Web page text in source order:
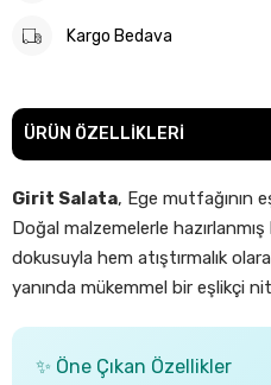
Kargo Bedava
ÜRÜN ÖZELLIKLERI
Girit Salata, Ege mutfağının
Doğal malzemelerle
dokusuyla hem atıştırmalık
yanında mükemmel bir eşlikçi
✨ Öne Çıkan Özellikler